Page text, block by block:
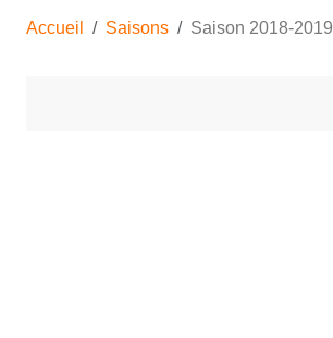
Accueil Saisons Saison 2018-2019